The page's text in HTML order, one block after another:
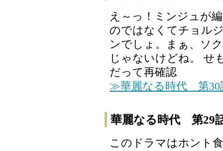
え～っ！ミンジュが
のではなくてチョル
ンでしょ。まぁ、ソ
じゃないけどね。 せ
だって再確認
≫華麗なる時代 第30
華麗なる時代 第29
このドラマはホント